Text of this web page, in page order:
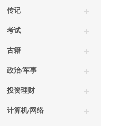
传记
考试
古籍
政治/军事
投资理财
计算机/网络